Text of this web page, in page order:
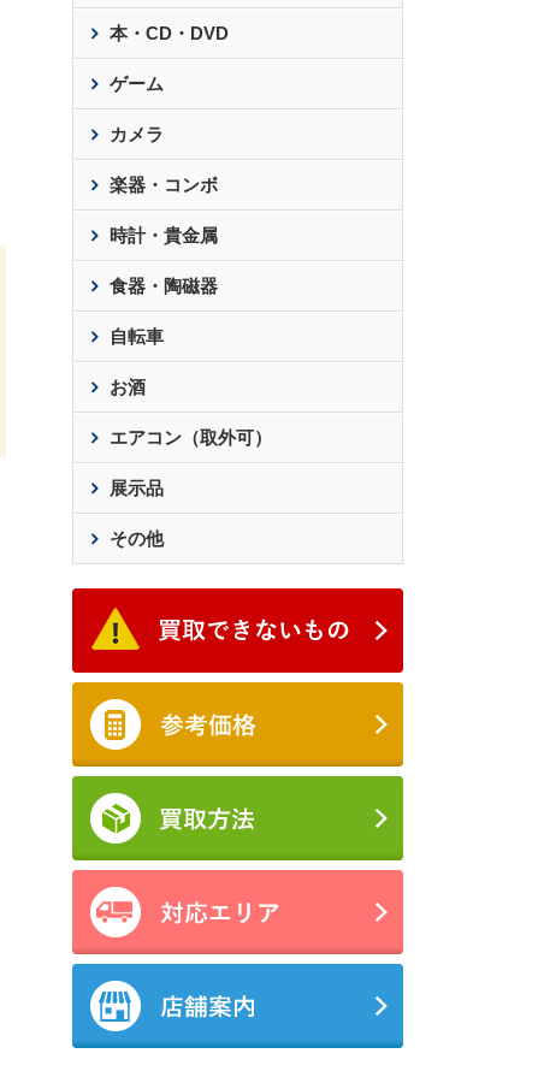
本・CD・DVD
ゲーム
カメラ
楽器・コンボ
時計・貴金属
食器・陶磁器
自転車
お酒
エアコン（取外可）
展示品
その他